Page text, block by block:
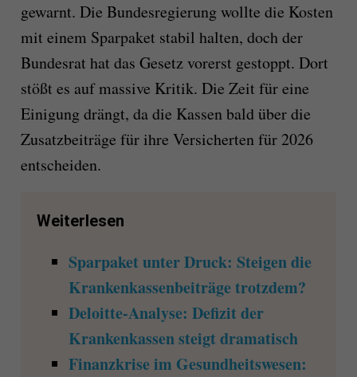
gewarnt. Die Bundesregierung wollte die Kosten
mit einem Sparpaket stabil halten, doch der
Bundesrat hat das Gesetz vorerst gestoppt. Dort
stößt es auf massive Kritik. Die Zeit für eine
Einigung drängt, da die Kassen bald über die
Zusatzbeiträge für ihre Versicherten für 2026
entscheiden.
Weiterlesen
Sparpaket unter Druck: Steigen die
Krankenkassenbeiträge trotzdem?
Deloitte-Analyse: Defizit der
Krankenkassen steigt dramatisch
Finanzkrise im Gesundheitswesen: